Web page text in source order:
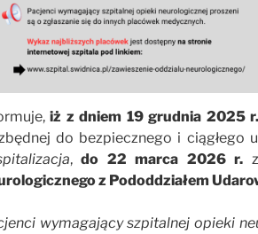
iż zdniem 19 grudnia 2025
do bezpiecznego i ciągłego
, do 22 marca 2026 r.
z Pododdziałem
wymagający szpitalnej opieki